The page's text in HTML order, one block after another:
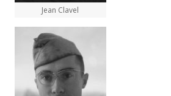
Jean Clavel